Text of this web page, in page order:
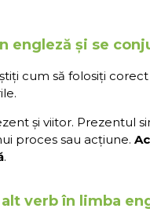
engleză și se
cum să folosiți
și viitor. Prezentul
proces sau acțiune.
.
verb în limba